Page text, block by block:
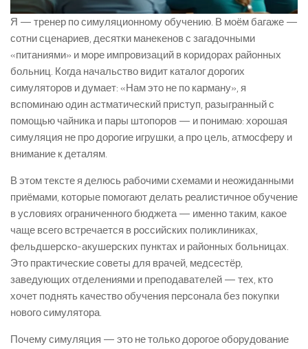
Я — тренер по симуляционному обучению. В моём багаже —
сотни сценариев, десятки манекенов с загадочными
«питаниями» и море импровизаций в коридорах районных
больниц. Когда начальство видит каталог дорогих
симуляторов и думает: «Нам это не по карману», я
вспоминаю один астматический приступ, разыгранный с
помощью чайника и пары штопоров — и понимаю: хорошая
симуляция не про дорогие игрушки, а про цель, атмосферу и
внимание к деталям.
В этом тексте я делюсь рабочими схемами и неожиданными
приёмами, которые помогают делать реалистичное обучение
в условиях ограниченного бюджета — именно таким, какое
чаще всего встречается в российских поликлиниках,
фельдшерско-акушерских пунктах и районных больницах.
Это практические советы для врачей, медсестёр,
заведующих отделениями и преподавателей — тех, кто
хочет поднять качество обучения персонала без покупки
нового симулятора.
Почему симуляция — это не только дорогое оборудование